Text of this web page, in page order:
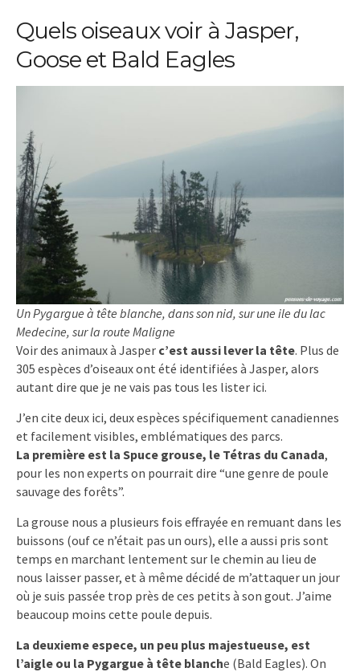
Quels oiseaux voir à Jasper,
Goose et Bald Eagles
Un Pygargue à tête blanche, dans son nid, sur une ile du lac
Medecine, sur la route Maligne
Voir des animaux à Jasper c’est aussi lever la tête. Plus de
305 espèces d’oiseaux ont été identifiées à Jasper, alors
autant dire que je ne vais pas tous les lister ici.
J’en cite deux ici, deux espèces spécifiquement canadiennes
et facilement visibles, emblématiques des parcs.
La première est la Spuce grouse, le Tétras du Canada,
pour les non experts on pourrait dire “une genre de poule
sauvage des forêts”.
La grouse nous a plusieurs fois effrayée en remuant dans les
buissons (ouf ce n’était pas un ours), elle a aussi pris sont
temps en marchant lentement sur le chemin au lieu de
nous laisser passer, et à même décidé de m’attaquer un jour
où je suis passée trop près de ces petits à son gout. J’aime
beaucoup moins cette poule depuis.
La deuxieme espece, un peu plus majestueuse, est
l’aigle ou la Pygargue à tête blanche (Bald Eagles). On